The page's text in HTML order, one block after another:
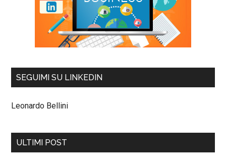
SEGUIMI SU LINKEDIN
Leonardo Bellini
ULTIMI POST